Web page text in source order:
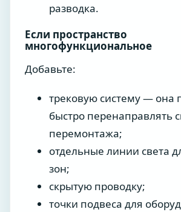
разводка.
Если пространство
многофункциональное
Добавьте:
трековую систему — она
быстро перенаправлять
перемонтажа;
отдельные линии света
зон;
скрытую проводку;
точки подвеса для